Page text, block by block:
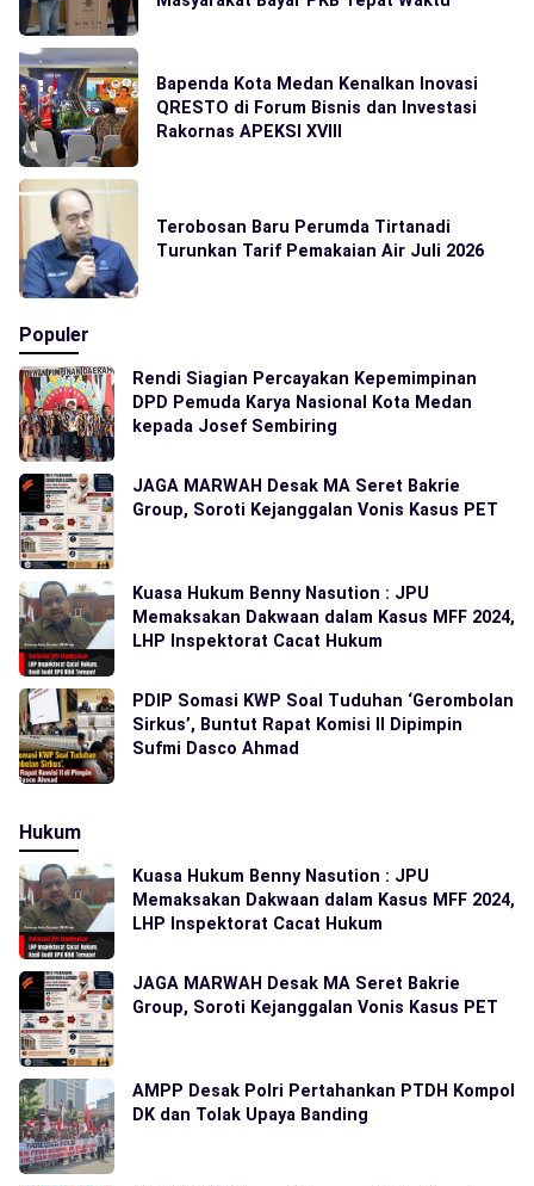
Bapenda Kota Medan Kenalkan Inovasi
QRESTO di Forum Bisnis dan Investasi
Rakornas APEKSI XVIII
Terobosan Baru Perumda Tirtanadi
Turunkan Tarif Pemakaian Air Juli 2026
Populer
Rendi Siagian Percayakan Kepemimpinan
DPD Pemuda Karya Nasional Kota Medan
kepada Josef Sembiring
JAGA MARWAH Desak MA Seret Bakrie
Group, Soroti Kejanggalan Vonis Kasus PET
Kuasa Hukum Benny Nasution : JPU
Memaksakan Dakwaan dalam Kasus MFF 2024,
LHP Inspektorat Cacat Hukum
PDIP Somasi KWP Soal Tuduhan ‘Gerombolan
Sirkus’, Buntut Rapat Komisi II Dipimpin
Sufmi Dasco Ahmad
Hukum
Kuasa Hukum Benny Nasution : JPU
Memaksakan Dakwaan dalam Kasus MFF 2024,
LHP Inspektorat Cacat Hukum
JAGA MARWAH Desak MA Seret Bakrie
Group, Soroti Kejanggalan Vonis Kasus PET
AMPP Desak Polri Pertahankan PTDH Kompol
DK dan Tolak Upaya Banding